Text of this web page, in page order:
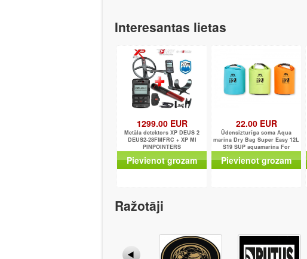
Interesantas lietas
1299.00 EUR
Metāla detektors XP DEUS 2
DEUS2-28FMFRC + XP MI
PINPOINTERS
Pievienot grozam
22.00 EUR
Ūdensizturīga soma Aqua
marina Dry Bag Super Easy 12L
S19 SUP aquamarina For
Breeze/Vapor/Fusion/Bea
Pievienot grozam
Ražotāji